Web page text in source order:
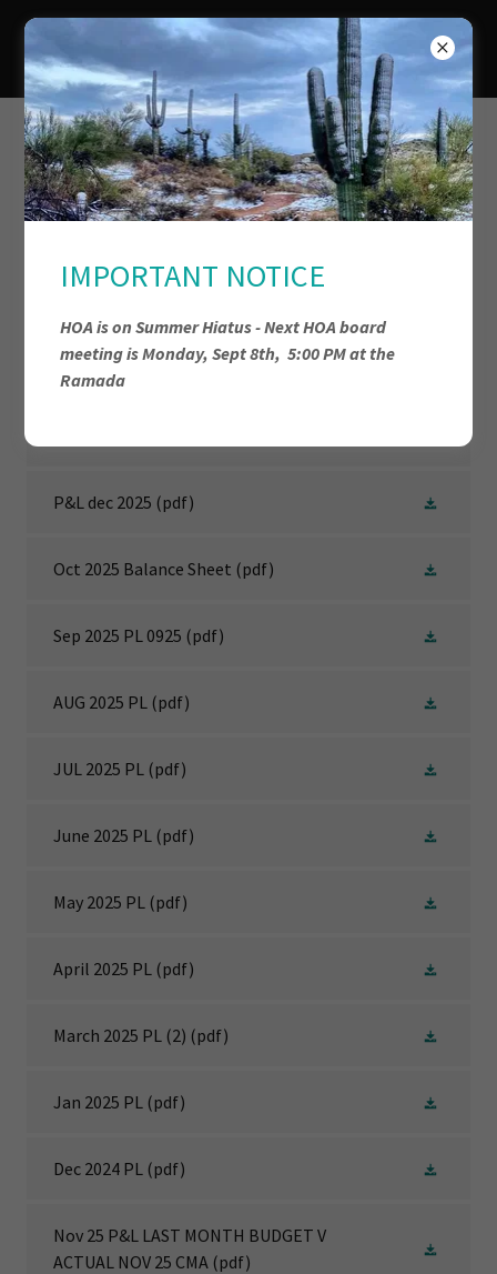
Villa Montery 6
Financials
Feb 2026 P&L Budget and Actual
P&L dec 2025 (pdf)
Oct 2025 Balance Sheet (pdf)
Sep 2025 PL 0925 (pdf)
AUG 2025 PL (pdf)
JUL 2025 PL (pdf)
June 2025 PL (pdf)
May 2025 PL (pdf)
April 2025 PL (pdf)
March 2025 PL (2) (pdf)
Jan 2025 PL (pdf)
Dec 2024 PL (pdf)
Nov 25 P&L LAST MONTH BUDGET V
ACTUAL NOV 25 CMA (pdf)
IMPORTANT NOTICE
HOA is on Summer Hiatus - Next HOA board
meeting is Monday, Sept 8th, 5:00 PM at the
Ramada